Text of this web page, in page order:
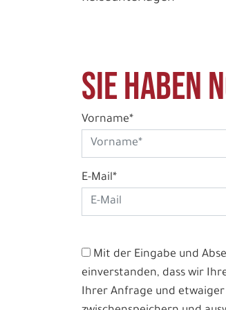
Sie haben
Vorname*
E-Mail*
Mit der Eingabe und
einverstanden, dass wir
Ihrer Anfrage und